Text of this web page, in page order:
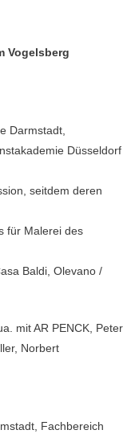
Vogelsberg
Darmstadt,
Düsseldorf
seitdem deren
für Malerei des
Baldi, Olevano /
mit AR PENCK, Peter
Norbert
Fachbe­reich